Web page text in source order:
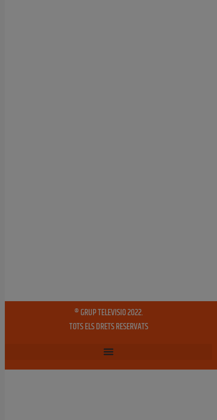
® GRUP TELEVISIO 2022.
TOTS ELS DRETS RESERVATS